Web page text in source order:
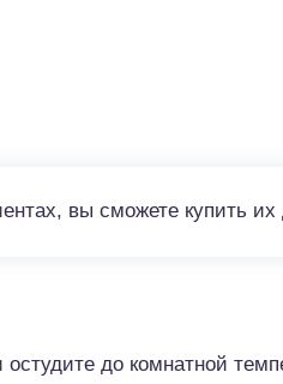
вы сможете купить
до комнатной